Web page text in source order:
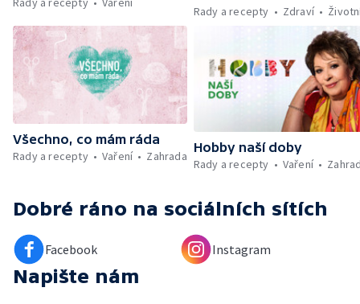
Kniha veselých říkanek Hrátky se zvířátky —
Umělecký festival Pohoda 2026 —
Vyhodnocení ankety + ČT tipy —
Vyhodnocení divácké soutěže — Práce
záchranářů v létě
Rady a recepty
Zdraví
Všechno, co mám ráda
Rady a recepty
Vaření Zahrada
Hobby naší doby
Rady a recepty
Vaření
Dobré ráno na sociálních sítích
Facebook Instagram
Napište nám